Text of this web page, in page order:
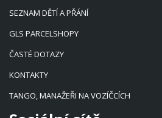
SEZNAM DĚTÍ A PŘÁNÍ
GLS PARCELSHOPY
ČASTÉ DOTAZY
KONTAKTY
TANGO, MANAŽEŘI NA VOZÍČCÍCH